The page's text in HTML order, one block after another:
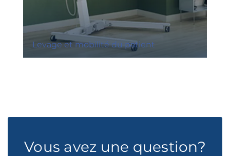
Levage et mobilité du patient
Vous avez une question?